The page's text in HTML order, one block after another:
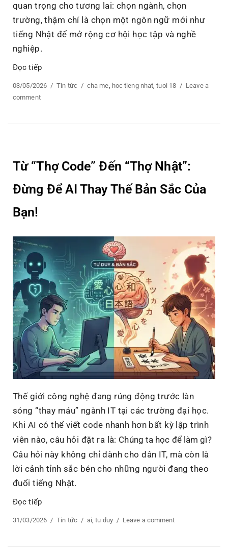
quan trọng cho tương lai: chọn ngành, chọn
trường, thậm chí là chọn một ngôn ngữ mới như
tiếng Nhật để mở rộng cơ hội học tập và nghề
nghiệp.
Đọc tiếp“Tuổi 18 và hành trình học tiếng Nhật: Đồng hành
Posted
on
03/05/2026 Categories
Tin tức Tags
cha me, hoc tieng nhat,tuoi 18
Leave a
commenton
học
Nhật:
cách
để
con
tự
tin
bước
ra
thế
giới
Từ “Thợ Code” Đến “Thợ Nhật”:
Đừng Để AI Thay Thế Bản Sắc Của
Bạn!
Thế giới công nghệ đang rúng động trước làn
sóng “thay máu” ngành IT tại các trường đại học.
Khi AI có thể viết code nhanh hơn bất kỳ lập trình
viên nào, câu hỏi đặt ra là: Chúng ta học để làm gì?
Câu hỏi này không chỉ dành cho dân IT, mà còn là
lời cảnh tỉnh sắc bén cho những người đang theo
đuổi tiếng Nhật.
Đọc tiếp“Từ “Thợ Code” Đến “Thợ Nhật”: Đừng Để AI Thay Thế
Posted
31/03/2026 Categories
Tin tức Tags
ai ,tu duy Leave a comment